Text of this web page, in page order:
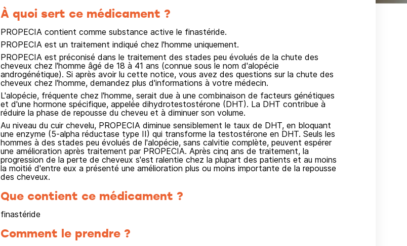
À quoi sert ce médicament ?
PROPECIA contient comme substance active le finastéride.
PROPECIA est un traitement indiqué chez l'homme uniquement.
PROPECIA est préconisé dans le traitement des stades peu évolués de la chute des
cheveux chez l'homme âgé de 18 à 41 ans (connue sous le nom d'alopécie
androgénétique). Si après avoir lu cette notice, vous avez des questions sur la chute des
cheveux chez l'homme, demandez plus d'informations à votre médecin.
L'alopécie, fréquente chez l'homme, serait due à une combinaison de facteurs génétiques
et d'une hormone spécifique, appelée dihydrotestostérone (DHT). La DHT contribue à
réduire la phase de repousse du cheveu et à diminuer son volume.
Au niveau du cuir chevelu, PROPECIA diminue sensiblement le taux de DHT, en bloquant
une enzyme (5-alpha réductase type II) qui transforme la testostérone en DHT. Seuls les
hommes à des stades peu évolués de l'alopécie, sans calvitie complète, peuvent espérer
une amélioration après traitement par PROPECIA. Après cinq ans de traitement, la
progression de la perte de cheveux s'est ralentie chez la plupart des patients et au moins
la moitié d'entre eux a présenté une amélioration plus ou moins importante de la repousse
des cheveux.
Que contient ce médicament ?
finastéride
Comment le prendre ?